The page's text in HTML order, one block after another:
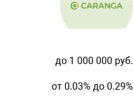
до 1 000 000 руб.
от 0.03% до 0.29%